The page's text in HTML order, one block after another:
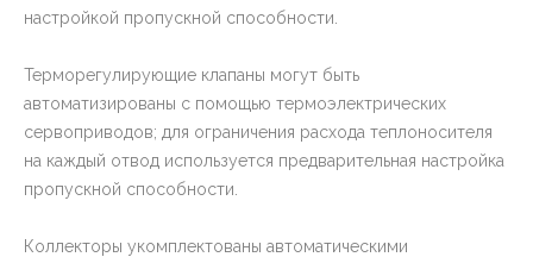
настройкой пропускной способности.
Терморегулирующие клапаны могут быть
автоматизированы с помощью термоэлектрических
сервоприводов; для ограничения расхода теплоносителя
на каждый отвод используется предварительная настройка
пропускной способности.
Коллекторы укомплектованы автоматическими